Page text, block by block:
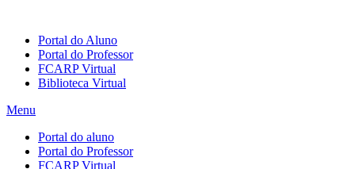
Portal do Aluno
Portal do Professor
FCARP Virtual
Biblioteca Virtual
Menu
Portal do aluno
Portal do Professor
FCARP Virtual